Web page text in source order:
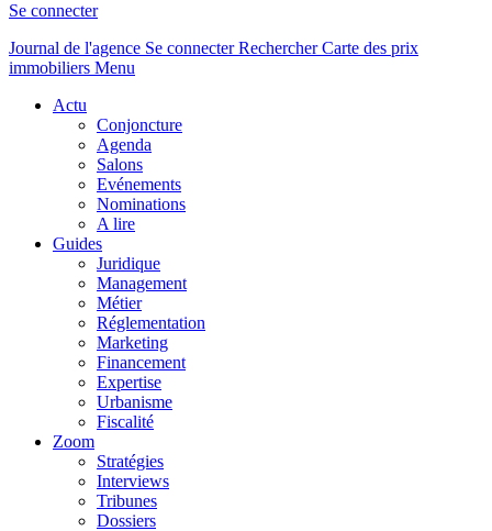
Se connecter
Journal de l'agence Se connecterRechercher Carte des prix
immobiliers Menu
Actu
Conjoncture
Agenda
Salons
Evénements
Nominations
A lire
Guides
Juridique
Management
Métier
Réglementation
Marketing
Financement
Expertise
Urbanisme
Fiscalité
Zoom
Stratégies
Interviews
Tribunes
Dossiers